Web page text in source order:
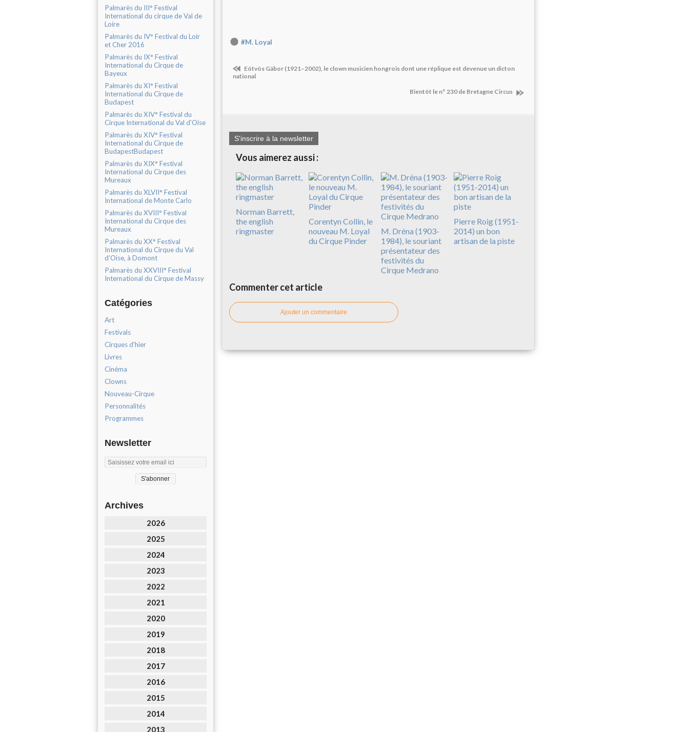
Palmarès du III° Festival
International du cirque de Val de
Loire
Palmarès du IV° Festival du Loir
et Cher 2016
Palmarès du IX° Festival
International du Cirque de
Bayeux
Palmarès du XI° Festival
International du Cirque de
Budapest
Palmarès du XIV° Festival du
Cirque International du Val d'Oise
Palmarès du XIV° Festival
International du Cirque de
BudapestBudapest
Palmarès du XIX° Festival
International du Cirque des
Mureaux
Palmarès du XLVII° Festival
International de Monte Carlo
Palmarès du XVIII° Festival
International du Cirque des
Mureaux
Palmarès du XX° Festival
International du Cirque du Val
d’Oise, à Domont
Palmarès du XXVIII° Festival
International du Cirque de Massy
Catégories
Art
Festivals
Cirques d'hier
Livres
Cinéma
Clowns
Nouveau-Cirque
Personnalités
Programmes
Newsletter
Archives
2026
2025
2024
2023
2022
2021
2020
2019
2018
2017
2016
2015
2014
2013
#M. Loyal
Eötvös Gábor (1921–2002), le clown musicien hongrois dont une réplique est devenue un dicton
national
Bientôt le n° 230 de Bretagne Circus
S'inscrire à la newsletter
Vous aimerez aussi :
Norman Barrett,
the english
ringmaster
Corentyn Collin, le
nouveau M. Loyal
du Cirque Pinder
M. Dréna (1903-
1984), le souriant
présentateur des
festivités du
Cirque Medrano
Pierre Roig (1951-
2014) un bon
artisan de la piste
Commenter cet article
Ajouter un commentaire